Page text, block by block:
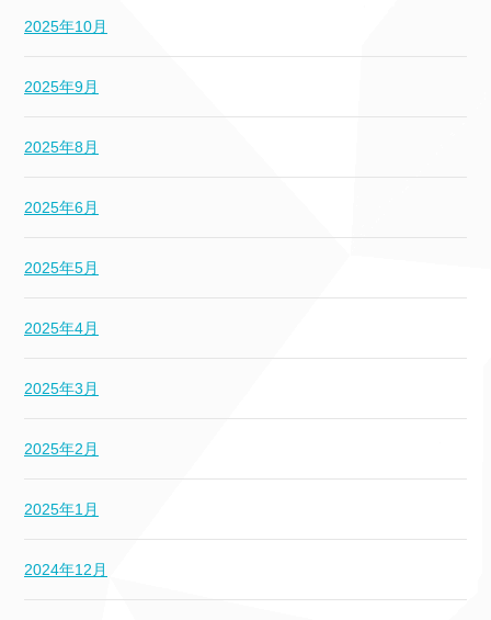
2025年10月
2025年9月
2025年8月
2025年6月
2025年5月
2025年4月
2025年3月
2025年2月
2025年1月
2024年12月